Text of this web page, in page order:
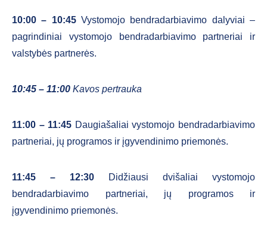
10:00 – 10:45Vystomojo bendradarbiavimo dalyviai –
pagrindiniai vystomojo bendradarbiavimo partneriai ir
valstybės partnerės.
10:45 – 11:00 Kavos pertrauka
11:00 – 11:45 Daugiašaliai vystomojo bendradarbiavimo
partneriai, jų programos ir įgyvendinimo priemonės.
11:45 – 12:30 Didžiausi dvišaliai vystomojo
bendradarbiavimo partneriai, jų programos ir
įgyvendinimo priemonės.